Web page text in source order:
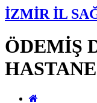
İZMİR İL
ÖDEMİŞ